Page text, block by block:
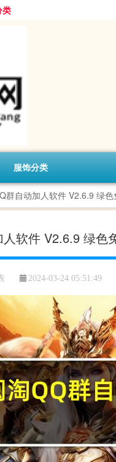
类
服饰分类
群自动加人软件 V2.6.9 绿
软件 V2.6.9 绿色
2024-03-24 05:51:49